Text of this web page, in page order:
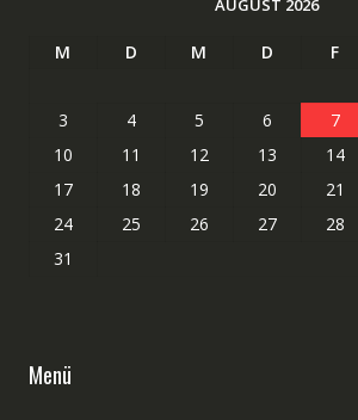
AUGUST 2026
M D M D F
3
4 5 6 7
10
11 12 13 14
17
18 19 20 21
24
25 26 27 28
31
Menü